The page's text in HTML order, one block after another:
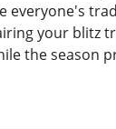
everyone's
your blitz
the season